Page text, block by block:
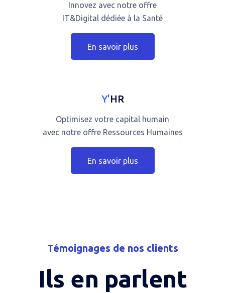
Innovez avec notre offre
IT&Digital dédiée à la Santé
En savoir plus
Y'HR
Optimisez votre capital humain
avec notre offre Ressources Humaines
En savoir plus
Témoignages de nos clients
Ils en parlent